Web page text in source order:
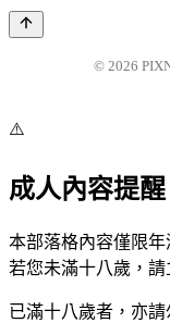
© 2026
⚠️
成人內容提醒
本部落格內容僅限年
若您未滿十八歲，請
已滿十八歲者，亦